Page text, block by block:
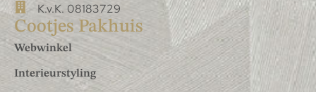
K.v.K. 08183729
Cootjes Pakhuis
Webwinkel
Interieurstyling